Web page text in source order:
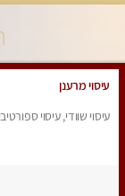
עיסוי מרענן
עיסוי שוודי, עיסוי